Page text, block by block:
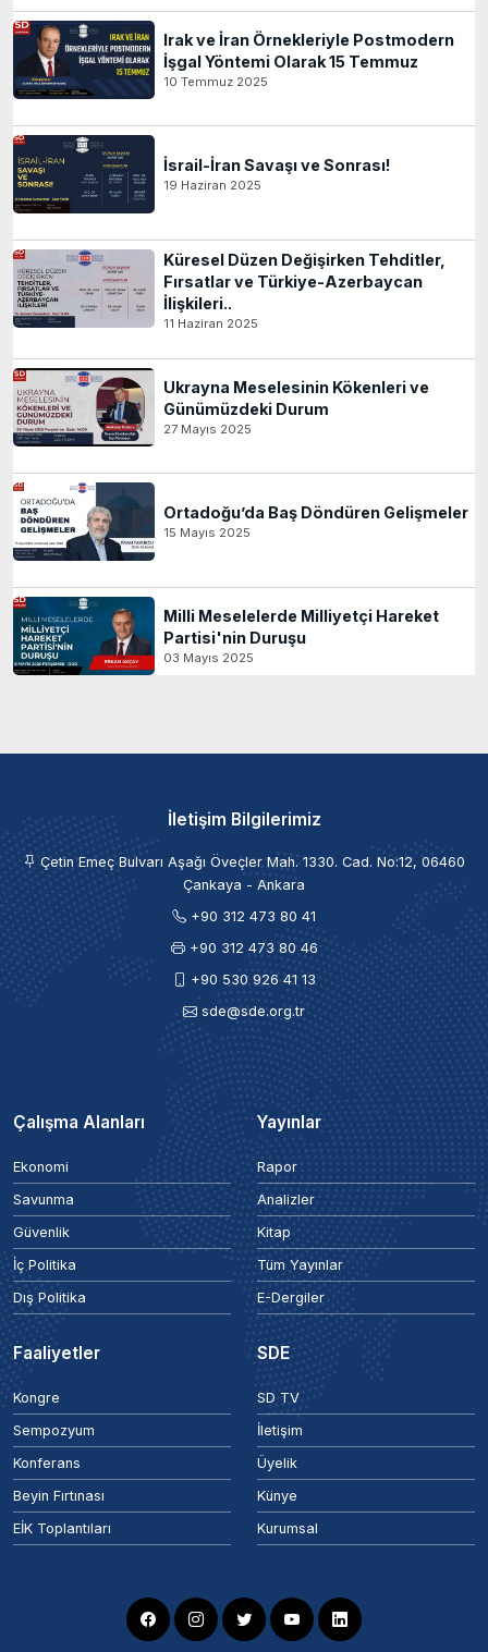
Irak ve İran Örnekleriyle Postmodern
İşgal Yöntemi Olarak 15 Temmuz
10 Temmuz 2025
İsrail-İran Savaşı ve Sonrası!
19 Haziran 2025
Küresel Düzen Değişirken Tehditler,
Fırsatlar ve Türkiye-Azerbaycan
İlişkileri..
11 Haziran 2025
Ukrayna Meselesinin Kökenleri ve
Günümüzdeki Durum
27 Mayıs 2025
Ortadoğu’da Baş Döndüren Gelişmeler
15 Mayıs 2025
Milli Meselelerde Milliyetçi Hareket
Partisi'nin Duruşu
03 Mayıs 2025
İletişim Bilgilerimiz
Çetin Emeç Bulvarı Aşağı Öveçler Mah. 1330. Cad. No:12, 06460
Çankaya - Ankara
+90 312 473 80 41
+90 312 473 80 46
+90 530 926 41 13
sde@sde.org.tr
Çalışma Alanları
Ekonomi
Savunma
Güvenlik
İç Politika
Dış Politika
Yayınlar
Rapor
Analizler
Kitap
Tüm Yayınlar
E-Dergiler
Faaliyetler
Kongre
Sempozyum
Konferans
Beyin Fırtınası
EİK Toplantıları
SDE
SD TV
İletişim
Üyelik
Künye
Kurumsal